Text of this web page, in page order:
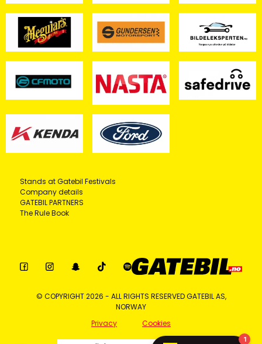
Stands at Gatebil Festivals
Company details
GATEBIL PARTNERS
The Rule Book
© COPYRIGHT 2026 - ALL RIGHTS RESERVED GATEBIL AS,
NORWAY
Privacy
Cookies